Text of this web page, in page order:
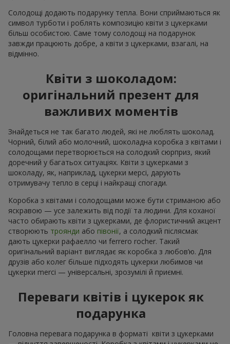
Солодощі додають подарунку тепла. Вони сприймаються як
символ турботи і роблять композицію квіти з цукерками
більш особистою. Саме тому солодощі на подарунок
завжди працюють добре, а квіти з цукерками, взагалі, на
відмінно.
Квіти з шоколадом:
оригінальний презент для
важливих моментів
Знайдеться не так багато людей, які не люблять шоколад.
Чорний, білий або молочний, шоколадна коробка з квітами і
солодощами перетворюється на солодкий сюрприз, який
доречний у багатьох ситуаціях. Квіти з цукерками з
шоколаду, як, наприклад, цукерки мерсі, дарують
отримувачу тепло в серці і найкращі спогади.
Коробка з квітами і солодощами може бути стриманою або
яскравою — усе залежить від події та людини. Для коханої
часто обирають квіти з цукерками, де флористичний акцент
створюють троянди або півонії, а солодкий післясмак
дають цукерки рафаелло чи ferrero rocher. Такий
оригінальний варіант виглядає як коробка з любов’ю. Для
друзів або колег більше підходять цукерки любимов чи
цукерки merci — універсальні, зрозумілі й приємні.
Переваги квітів і цукерок як
подарунка
Головна перевага подарунка в форматі квіти з цукерками